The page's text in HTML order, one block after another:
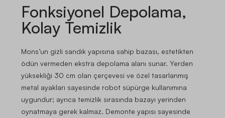
Fonksiyonel Depolama,
Kolay Temizlik
Mons’un gizli sandık yapısına sahip bazası, estetikten
ödün vermeden ekstra depolama alanı sunar. Yerden
yüksekliği 30 cm olan çerçevesi ve özel tasarlanmış
metal ayakları sayesinde robot süpürge kullanımına
uygundur; ayrıca temizlik sırasında bazayı yerinden
oynatmaya gerek kalmaz. Demonte yapısı sayesinde